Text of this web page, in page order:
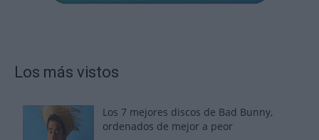
Los más vistos
Los 7 mejores discos de Bad Bunny,
ordenados de mejor a peor